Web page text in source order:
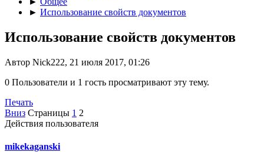
► Использование свойств документов
Использование свойств документов
Автор Nick222, 21 июля 2017, 01:26
0 Пользователи и 1 гость просматривают эту тему.
Печать
Вниз Страницы 1 2
Действия пользователя
mikekaganski